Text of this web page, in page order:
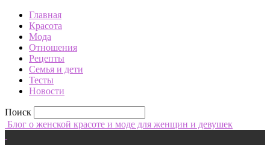
Главная
Красота
Мода
Отношения
Рецепты
Семья и дети
Тесты
Новости
Поиск
Блог о женской красоте и моде для женщин и девушек